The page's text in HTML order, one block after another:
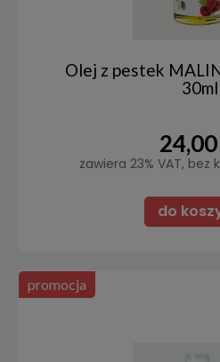
Olej z pestek
30ml
24,00
zawiera 23% VAT,
do
promocja